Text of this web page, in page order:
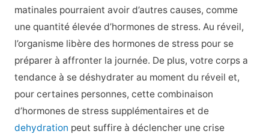
matinales pourraient avoir d’autres causes, comme
une quantité élevée d’hormones de stress. Au réveil,
l’organisme libère des hormones de stress pour se
préparer à affronter la journée. De plus, votre corps a
tendance à se déshydrater au moment du réveil et,
pour certaines personnes, cette combinaison
d’hormones de stress supplémentaires et de
dehydration peut suffire à déclencher une crise